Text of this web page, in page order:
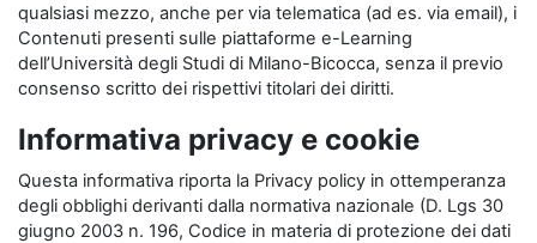
qualsiasi mezzo, anche per via telematica (ad es. via email), i
Contenuti presenti sulle piattaforme e-Learning
dell’Università degli Studi di Milano-Bicocca, senza il previo
consenso scritto dei rispettivi titolari dei diritti.
Informativa privacy e cookie
Questa informativa riporta la Privacy policy in ottemperanza
degli obblighi derivanti dalla normativa nazionale (D. Lgs 30
giugno 2003 n. 196, Codice in materia di protezione dei dati